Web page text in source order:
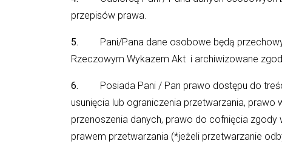
przepisów prawa.
5. Pani/Pana dane osobowe będą
Rzeczowym Wykazem Akt i archiwizowane
6. Posiada Pani / Pan prawo dostępu do
usunięcia lub ograniczenia przetwarzania,
przenoszenia danych, prawo do cofnięcia
prawem przetwarzania (*jeżeli przetwarzanie